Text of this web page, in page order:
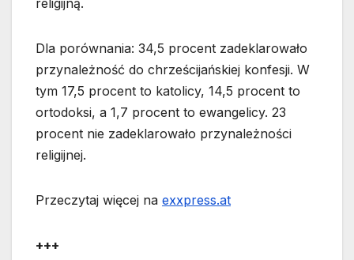
religijną.
Dla porównania: 34,5 procent zadeklarowało
przynależność do chrześcijańskiej konfesji. W
tym 17,5 procent to katolicy, 14,5 procent to
ortodoksi, a 1,7 procent to ewangelicy. 23
procent nie zadeklarowało przynależności
religijnej.
Przeczytaj więcej na exxpress.at
+++